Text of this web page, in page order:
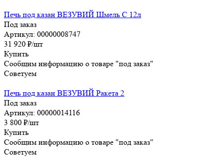
Печь под казан ВЕЗУВИЙ Шмель С 12л
Под заказ
Артикул: 00000008747
31 920 ₽/шт
Купить
Сообщим информацию о товаре "под заказ"
Советуем
Печь под казан ВЕЗУВИЙ Ракета 2
Под заказ
Артикул: 00000014116
3 800 ₽/шт
Купить
Сообщим информацию о товаре "под заказ"
Советуем